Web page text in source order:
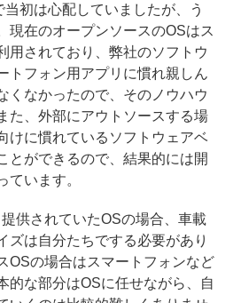
初は心配していましたが、う
現在のオープンソースのOSはス
用されており、弊社のソフトウ
トフォン用アプリに慣れ親しん
くなかったので、そのノウハウ
た、外部にアウトソースする場
けに慣れているソフトウェアベ
とができるので、結果的には開
ています。
供されていたOSの場合、車載
ズは自分たちでする必要があり
OSの場合はスマートフォンなど
的な部分はOSに任せながら、自